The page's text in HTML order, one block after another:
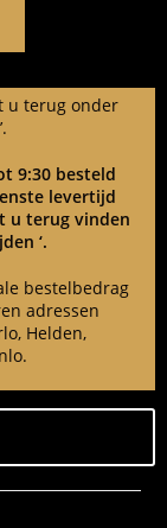
u terug onder
9:30 besteld
levertijd
u terug vinden
‘.
bestelbedrag
adressen
Helden,